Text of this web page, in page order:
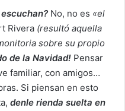
No, no es «el
Rivera (resultó aquella
sobre su propio
de la Navidad! Pensar
familiar, con amigos…
Si piensan en esto
denle rienda suelta en